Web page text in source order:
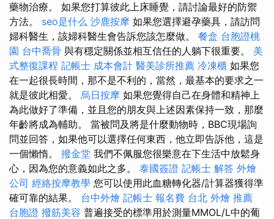
藥物治療。 如果您打算彼此上床睡覺，請討論最好的防禦
方法。 seo是什么 沙鹿按摩 如果您選擇避孕藥具，請訪問
婦科醫生，該婦科醫生會告訴您該怎麼做。 餐盒 台胞證桃
園 台中喬骨 與有穩定關係並相互信任的人躺下很重要。 美
式整復課程 記帳士 成本會計 醫美診所推薦 冷凍櫃 如果您
在一起很長時間，那不是不利的，當然，最基本的要求之一
就是彼此相愛。 烏日按摩 如果您覺得自己在身體和精神上
為此做好了準備，並且您的朋友與上述因素保持一致，那麼
年齡將成為輔助。 當被問及將是什麼動物時，BBC現場詢
問並回答，如果他可以選擇任何東西，他立即告訴他，這是
一個懶惰。 撥金堂 我們不佩服您很樂意在下生活中放鬆身
心，因為您的意義如此之多。 泰國簽證 記帳士 解答 外燴
公司 經絡按摩教學 您可以使用此血糖轉化器/計算器獲得準
確可靠的結果。 台中外燴 記帳士 報名費 台北 外燴 推薦
台胞證 撥筋美容 普遍接受的標準用於測量MMOL/L中的葡